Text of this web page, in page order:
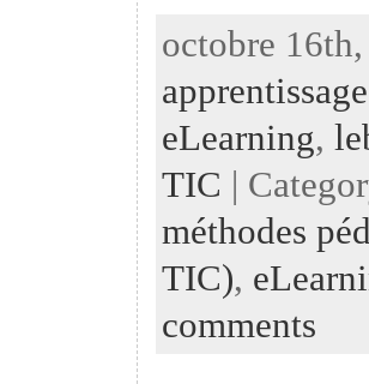
octobre
apprentissage
eLearning,
TIC |
méthodes
TIC),
comments